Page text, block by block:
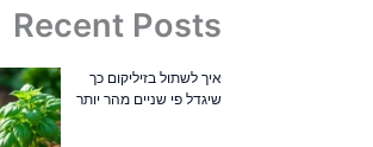
Recent Posts
איך לשתול בזיליקום כך
שיגדל פי שניים מהר יותר